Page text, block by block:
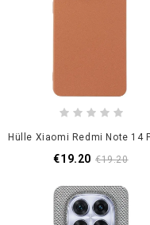
€19.20 €19.20